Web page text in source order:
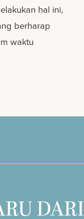
hal ini,
berharap
waktu
DARI